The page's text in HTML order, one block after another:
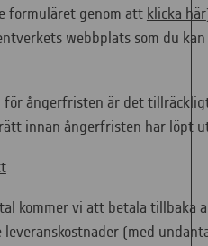
formuläret genom att klicka här
webbplats som du
ångerfristen är det
innan ångerfristen har löpt
kommer vi att betala tillbaka
(med